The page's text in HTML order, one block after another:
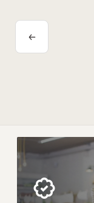
Évènement